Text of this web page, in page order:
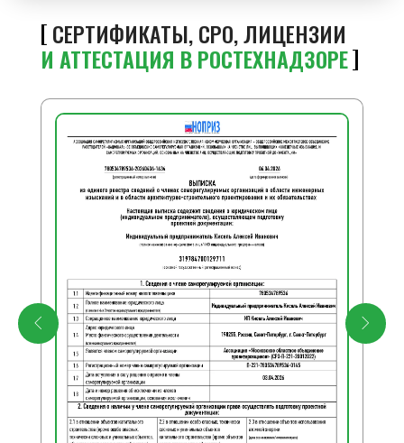
СЕРТИФИКАТЫ, СРО, ЛИЦЕНЗИИ
И АТТЕСТАЦИЯ В РОСТЕХНАДЗОРЕ